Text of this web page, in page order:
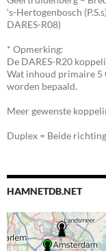
‘s-Hertogenbosch
DARES-R08)
* Opmerking:
De DARES-R20
Wat inhoud primaire 5
worden bepaald.
Meer gewenste
Duplex = Beide
HAMNETDB.NET